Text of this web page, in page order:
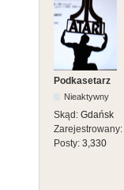
Podkasetarz
Nieaktywny
Skąd: Gdańsk
Zarejestrowany:
Posty: 3,330